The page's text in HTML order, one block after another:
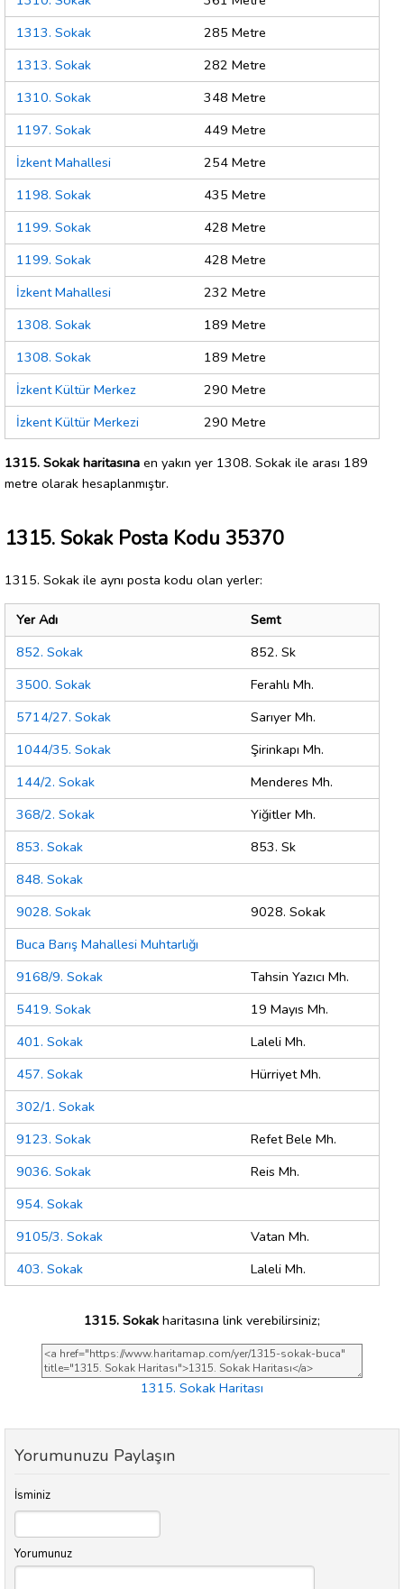
1313. Sokak
285 Metre
1313. Sokak
282 Metre
1310. Sokak
348 Metre
1197. Sokak
449 Metre
İzkent Mahallesi
254 Metre
1198. Sokak
435 Metre
1199. Sokak
428 Metre
1199. Sokak
428 Metre
İzkent Mahallesi
232 Metre
1308. Sokak
189 Metre
1308. Sokak
189 Metre
İzkent Kültür Merkez
290 Metre
İzkent Kültür Merkezi
290 Metre
1315. Sokak haritasına en yakın yer 1308. Sokak ile arası 189
metre olarak hesaplanmıştır.
1315. Sokak Posta Kodu 35370
1315. Sokak ile aynı posta kodu olan yerler:
Yer Adı
Semt
852. Sokak
852. Sk
3500. Sokak
Ferahlı Mh.
5714/27. Sokak
Sarıyer Mh.
1044/35. Sokak
Şirinkapı Mh.
144/2. Sokak
Menderes Mh.
368/2. Sokak
Yiğitler Mh.
853. Sokak
853. Sk
848. Sokak
9028. Sokak
9028. Sokak
Buca Barış Mahallesi Muhtarlığı
9168/9. Sokak
Tahsin Yazıcı Mh.
5419. Sokak
19 Mayıs Mh.
401. Sokak
Laleli Mh.
457. Sokak
Hürriyet Mh.
302/1. Sokak
9123. Sokak
Refet Bele Mh.
9036. Sokak
Reis Mh.
954. Sokak
9105/3. Sokak
Vatan Mh.
403. Sokak
Laleli Mh.
1315. Sokak haritasına link verebilirsiniz;
1315. Sokak Haritası
Yorumunuzu Paylaşın
İsminiz
Yorumunuz